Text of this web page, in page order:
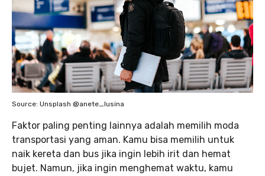
Source: Unsplash @anete_lusina
Faktor paling penting lainnya adalah memilih moda
transportasi yang aman. Kamu bisa memilih untuk
naik kereta dan bus jika ingin lebih irit dan hemat
bujet. Namun, jika ingin menghemat waktu, kamu